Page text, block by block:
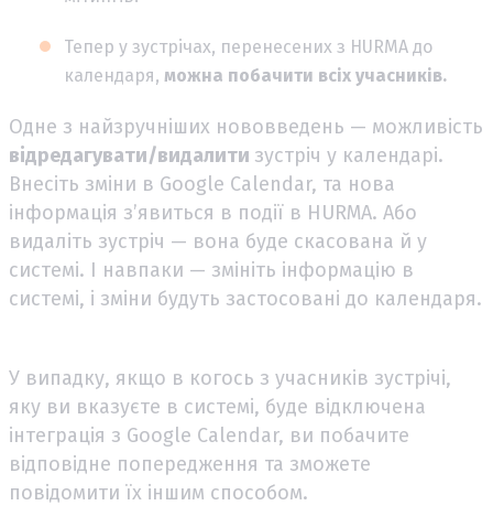
Тепер у зустрічах, перенесених з HURMA до
календаря, можна побачити всіх учасників.
Одне з найзручніших нововведень — можливість
відредагувати/видалити зустріч у календарі.
Внесіть зміни в Google Calendar, та нова
інформація з’явиться в події в HURMA. Або
видаліть зустріч — вона буде скасована й у
системі. І навпаки — змініть інформацію в
системі, і зміни будуть застосовані до календаря.
У випадку, якщо в когось з учасників зустрічі,
яку ви вказуєте в системі, буде відключена
інтеграція з Google Calendar, ви побачите
відповідне попередження та зможете
повідомити їх іншим способом.